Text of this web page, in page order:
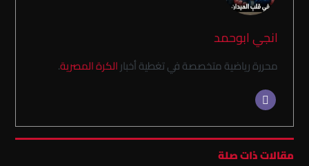
انجي ابوحمد
محررة رياضية متخصصة في تغطية أخبارالكرة المصرية.
مقالات ذات صلة